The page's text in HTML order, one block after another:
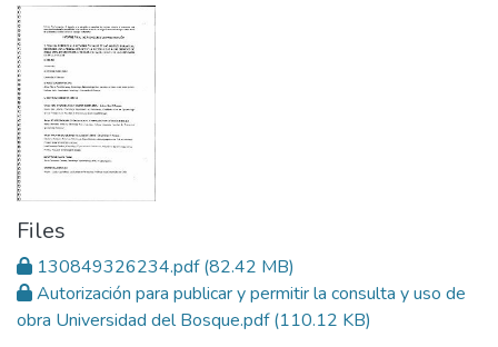
Files
130849326234.pdf(82.42 MB)
Autorización para publicar y permitir la consulta y uso de
obra Universidad del Bosque.pdf(110.12 KB)